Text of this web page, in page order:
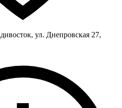
ул. Днепровская 27,